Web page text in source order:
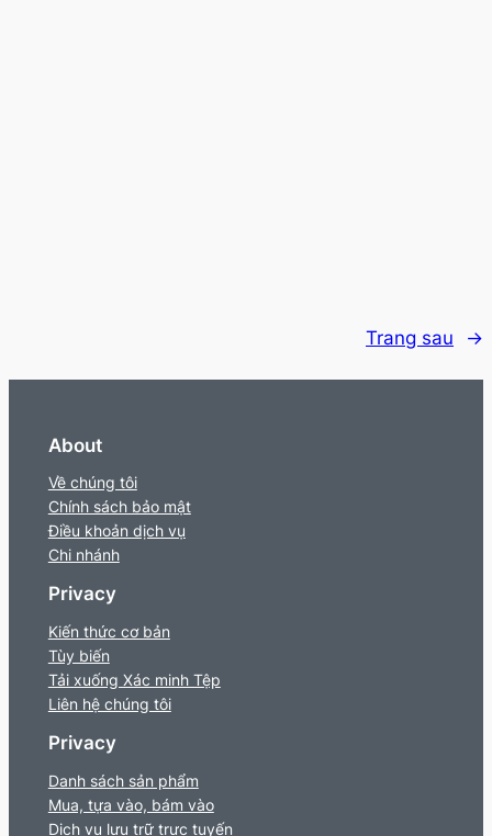
Trang sau →
About
Về chúng tôi
Chính sách bảo mật
Điều khoản dịch vụ
Chi nhánh
Privacy
Kiến thức cơ bản
Tùy biến
Tải xuống Xác minh Tệp
Liên hệ chúng tôi
Privacy
Danh sách sản phẩm
Mua, tựa vào, bám vào
Dịch vụ lưu trữ trực tuyến